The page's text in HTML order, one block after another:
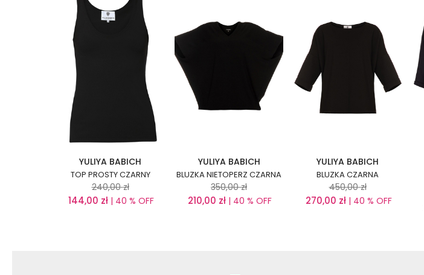
YULIYA BABICH
TOP PROSTY CZARNY
240,00 zł
144,00 zł | 40 % OFF
YULIYA BABICH
BLUZKA NIETOPERZ CZARNA
350,00 zł
210,00 zł | 40 % OFF
YULIYA BABICH
BLUZKA CZARNA
450,00 zł
270,00 zł| 40 % OFF